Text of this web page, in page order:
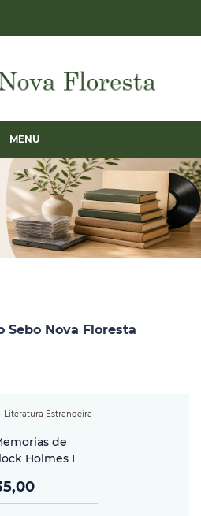
MENU
Sebo Nova Floresta
Literatura Estrangeira
de
Holmes I